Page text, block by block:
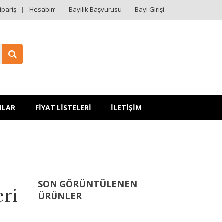
Hesabım Bayilik Başvurusu Bayi Girişi
FİYAT LİSTELERİ İLETİŞİM
SON GÖRÜNTÜLENEN
ÜRÜNLER